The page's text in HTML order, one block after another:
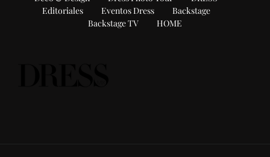
Editoriales
Eventos Dress
Backstage
Backstage TV
HOME